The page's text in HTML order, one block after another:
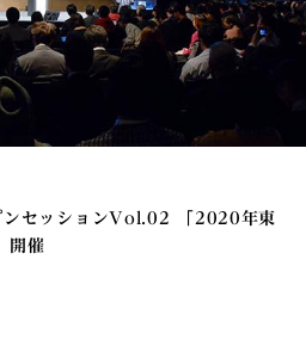
ンセッションVol.02 「2020年東
開催